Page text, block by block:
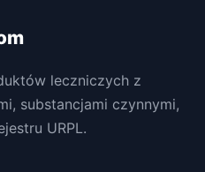
leczniczych z
substancjami czynnymi,
URPL.